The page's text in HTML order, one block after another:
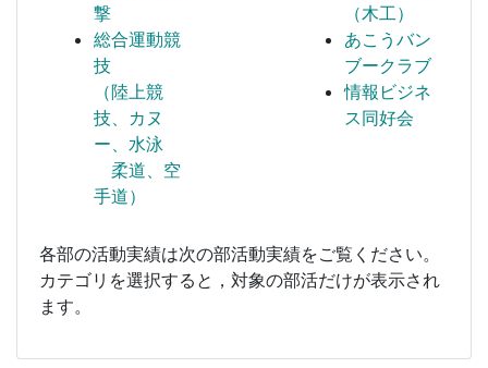
撃
総合運動競
技
（陸上競
技、カヌ
ー、水泳
柔道、空
手道）
（木工）
あこうバン
ブークラブ
情報ビジネ
ス同好会
各部の活動実績は次の部活動実績をご覧ください。
カテゴリを選択すると，対象の部活だけが表示され
ます。